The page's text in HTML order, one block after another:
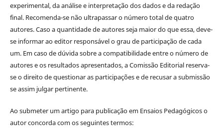
experimental, da análise e interpretação dos dados e da redação
final. Recomenda-se não ultrapassar o número total de quatro
autores. Caso a quantidade de autores seja maior do que essa, deve-
se informar ao editor responsável o grau de participação de cada
um. Em caso de dúvida sobre a compatibilidade entre o número de
autores e os resultados apresentados, a Comissão Editorial reserva-
se o direito de questionar as participações e de recusar a submissão
se assim julgar pertinente.
Ao submeter um artigo para publicação em Ensaios Pedagógicos o
autor concorda com os seguintes termos: